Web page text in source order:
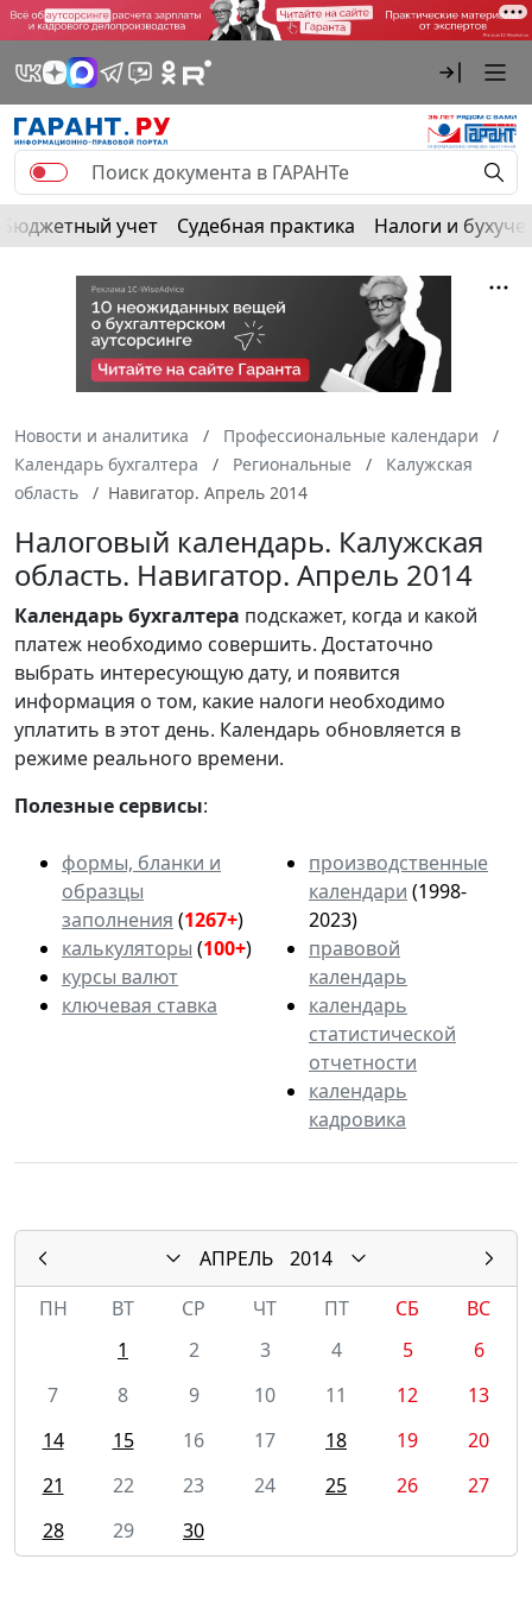
Бюджетный учет Судебная практика Налоги и
Новости и аналитика
Профессиональные календари
Календарь бухгалтера
Региональные
Калужская
область
Навигатор. Апрель 2014
Налоговый календарь. Калужская
область. Навигатор. Апрель 2014
Календарьбухгалтера подскажет, когда и какой
платеж необходимо совершить. Достаточно
выбрать интересующую дату, и появится
информация о том, какие налоги необходимо
уплатить в этот день. Календарь обновляется в
режиме реального времени.
Полезные сервисы:
формы, бланки и
образцы
заполнения (1267+)
калькуляторы (100+)
курсы валют
ключевая ставка
производственные
календари (1998-
2023)
правовой
календарь
календарь
статистической
отчетности
календарь
кадровика
АПРЕЛЬ
2014
ПН
ВТ СР ЧТ ПТ СБ
ВС
1
2 3 4 5
6
7
8 9 10 11 12
13
14
15 16 17 18 19
20
21
22 23 24 25 26
27
28
29 30